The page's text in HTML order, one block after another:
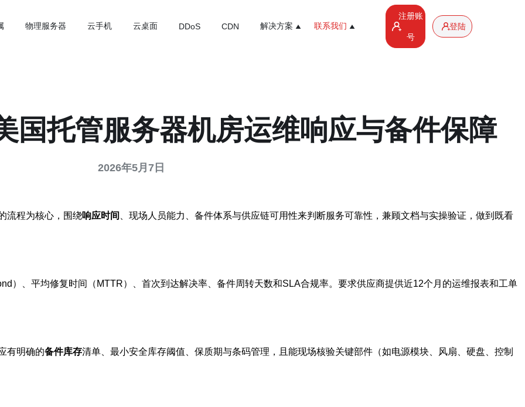
物理服务器 云手机 云桌面 DDoS CDN 解决方案 联系我们
注册账
号
登陆
国托管服务器机房运维响应与备件保障
2026年5月7日
流程为核心，围绕响应时间 、现场人员能力、备件体系与供应链可用性来判断服务可靠性，兼顾文档与实操验证，做到既看
）、平均修复时间（MTTR）、首次到达解决率、备件周转天数和SLA合规率。要求供应商提供近12个月的运维报表和工单
有明确的备件库存清单、最小安全库存阈值、保质期与条码管理，且能现场核验关键部件（如电源模块、风扇、硬盘、控制